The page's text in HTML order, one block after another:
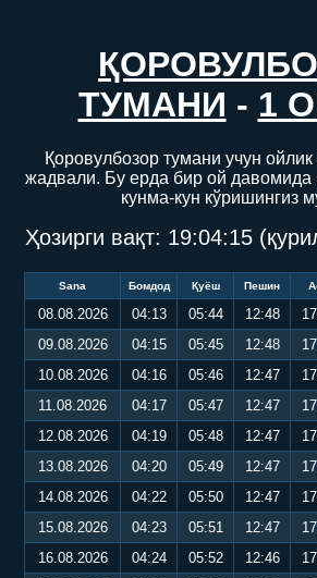
ТУМАНИ - 1
Қоровулбозор тумани учун
жадвали. Бу ерда бир ой давомида
кунма-кун кўришингиз
Ҳозирги вақт: 19:04:16
Sana Бомдод Қуёш Пешин
08.08.2026 04:13 05:44 12:48
09.08.2026
04:15 05:45 12:48
10.08.2026
04:16 05:46 12:47
11.08.2026
04:17 05:47 12:47
12.08.2026
04:19 05:48 12:47
13.08.2026
04:20 05:49 12:47
14.08.2026
04:22 05:50 12:47
15.08.2026
04:23 05:51 12:47
16.08.2026
04:24 05:52 12:46